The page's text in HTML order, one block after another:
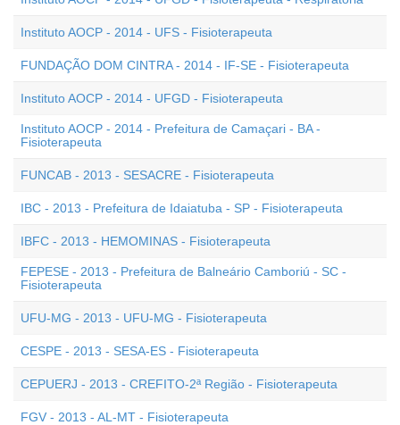
Instituto AOCP - 2014 - UFS - Fisioterapeuta
FUNDAÇÃO DOM CINTRA - 2014 - IF-SE - Fisioterapeuta
Instituto AOCP - 2014 - UFGD - Fisioterapeuta
Instituto AOCP - 2014 - Prefeitura de Camaçari - BA -
Fisioterapeuta
FUNCAB - 2013 - SESACRE - Fisioterapeuta
IBC - 2013 - Prefeitura de Idaiatuba - SP - Fisioterapeuta
IBFC - 2013 - HEMOMINAS - Fisioterapeuta
FEPESE - 2013 - Prefeitura de Balneário Camboriú - SC -
Fisioterapeuta
UFU-MG - 2013 - UFU-MG - Fisioterapeuta
CESPE - 2013 - SESA-ES - Fisioterapeuta
CEPUERJ - 2013 - CREFITO-2ª Região - Fisioterapeuta
FGV - 2013 - AL-MT - Fisioterapeuta